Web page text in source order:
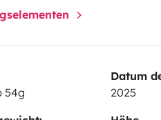
54g
Datum
2025